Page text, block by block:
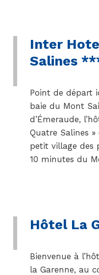
Inter
Salines
Point de départ
baie du Mont
d’Émeraude,
Quatre Salines
petit village des
10 minutes du
Hôtel La
Bienvenue à
la Garenne, au